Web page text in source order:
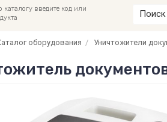
каталогу введите код или
оборудования / Уничтожители
документов